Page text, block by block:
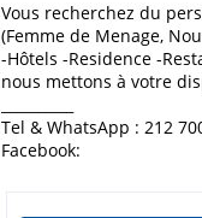
Vous recherchez du
(Femme de Menage,
-Hôtels -Residence -
nous mettons à votre
Tel & WhatsApp : 212
Facebook: